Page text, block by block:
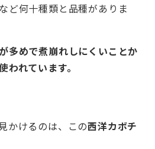
ど何十種類と品種がありま
多めで煮崩れしにくいことか
われています。
かけるのは、この西洋カボチ